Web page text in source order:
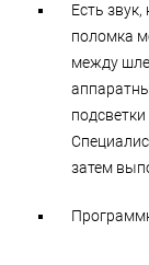
Есть звук,
поломка
между
затем